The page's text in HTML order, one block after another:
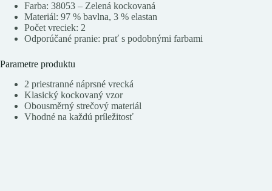
Farba: 38053 – Zelená kockovaná
Materiál: 97 % bavlna, 3 % elastan
Počet vreciek: 2
Odporúčané pranie: prať s podobnými farbami
Parametre produktu
2 priestranné náprsné vrecká
Klasický kockovaný vzor
Obousměrný strečový materiál
Vhodné na každú príležitosť